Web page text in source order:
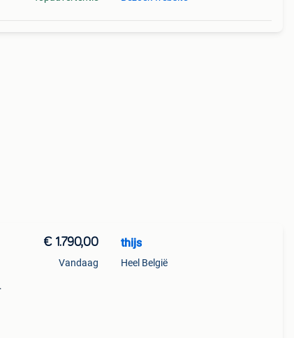
€ 1.790,00
Vandaag
thijs
Heel België